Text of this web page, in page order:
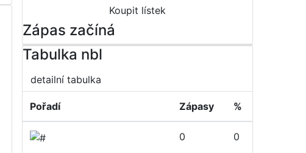
Koupit lístek
Zápas začíná
Tabulka nbl
detailní tabulka
Pořadí Zápasy %
0 0